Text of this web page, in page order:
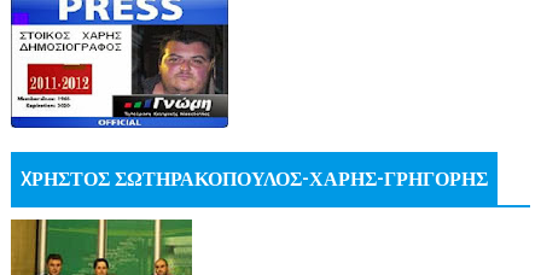
XΡΗΣΤΟΣ ΣΩΤΗΡΑΚΟΠΟΥΛΟΣ-ΧΑΡΗΣ-ΓΡΗΓΟΡΗΣ